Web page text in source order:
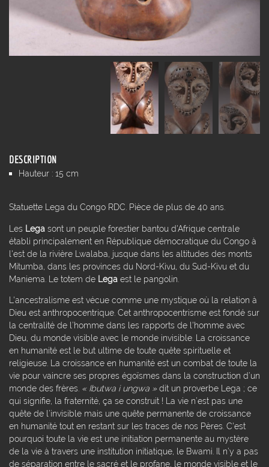
DESCRIPTION
Hauteur : 15 cm
Statuette Lega du Congo RDC. Pièce de plus de 40 ans.
Les Lega sont un peuple forestier bantou d'Afrique centrale
établi principalement en République démocratique du Congo à
l'est de la rivière Lwalaba, jusque dans les altitudes des monts
Mitumba, dans les provinces du Nord-Kivu, du Sud-Kivu et du
Maniema. Le totem de Lega est le pangolin.
L'ancestralisme est vécue comme une mystique où la relation à
Dieu est anthropocentrique. Cet anthropocentrisme est fondé sur
la centralité de l’homme dans les rapports de l'homme avec
Dieu, du monde visible avec le monde invisible. La croissance
en humanité est le but ultime de toute quête spirituelle et
religieuse. La croissance en humanité est un combat de toute la
vie pour vaincre ses propres égoïsmes dans la construction d’un
monde des frères. « Ibutwa i ungwa »dit un proverbe Lega ; ce
qui signifie, la fraternité, ça se construit ! La vie n’est pas une
quête de l’invisible mais une quête permanente de croissance
en humanité tout en restant sur les traces de nos Pères. C'est
pourquoi toute la vie est une initiation permanente au mystère
de la vie à travers une institution initiatique, le Bwami. Il n’y a pas
de séparation entre le sacré et le profane, le monde visible et le